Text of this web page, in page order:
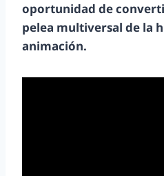
oportunidad de
pelea multiversal de la
animación.